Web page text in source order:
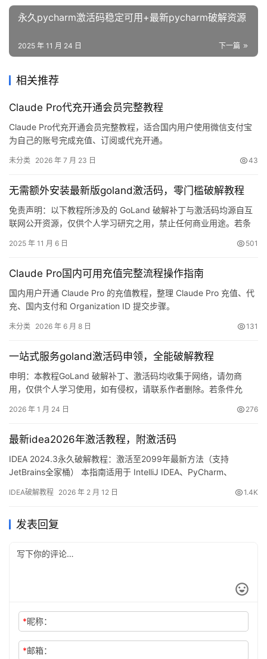
永久pycharm激活码稳定可用+最新pycharm破解资源
下一篇
2025 年 11 月 24 日
相关推荐
Claude Pro代充开通会员完整教程
Claude Pro代充开通会员完整教程，适合国内用户使用微信支付宝
为自己的账号完成充值、订阅或代充开通。
未分类 2026 年 7 月 23 日 43
无需额外安装最新版goland激活码，零门槛破解教程
免责声明：以下教程所涉及的 GoLand 破解补丁与激活码均源自互
联网公开资源，仅供个人学习研究之用，禁止任何商业用途。若条
功激活至 2099 年，爽到飞起！ 下面用图文方式，手把手带你完成
丁却失败，建议彻底卸载…
2025 年 11 月 6 日 501
Claude Pro国内可用充值完整流程操作指南
国内用户开通 Claude Pro 的充值教程，整理 Claude Pro 充值、代
充、国内支付和 Organization ID 提交步骤。
未分类 2026 年 6 月 8 日 131
一站式服务goland激活码申领，全能破解教程
申明：本教程GoLand 破解补丁、激活码均收集于网络，请勿商
用，仅供个人学习使用，如有侵权，请联系作者删除。若条件允
破解成功的截图，如下图，可以看到已经成功破解到 2099 年辣，
的GoLand。 准备工作 注意：如果你…
2026 年 1 月 24 日 276
最新idea2026年激活教程，附激活码
IDEA 2024.3永久破解教程：激活至2099年最新方法（支持
JetBrains全家桶） 本指南适用于 IntelliJ IDEA、PyCharm、
展示最新版 IDEA 破解成功的界面截图，如下图所示，可以看到许可
IDEA破解教程 2026 年 2 月 12 日 1.4K
发表回复
*昵称：
*邮箱：